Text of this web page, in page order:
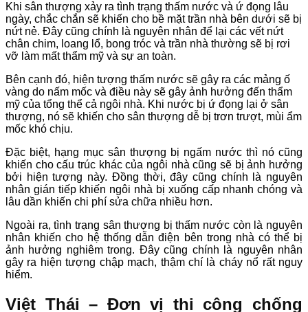
Khi sân thượng xảy ra tình trạng thấm nước và ứ đọng lâu
ngày, chắc chắn sẽ khiến cho bề mặt trần nhà bên dưới sẽ bị
nứt nẻ. Đây cũng chính là nguyên nhân để lại các vết nứt
chân chim, loang lổ, bong tróc và trần nhà thường sẽ bị rơi
vỡ làm mất thẩm mỹ và sự an toàn.
Bên cạnh đó, hiện tượng thấm nước sẽ gây ra các mảng ố
vàng do nấm mốc và điều này sẽ gây ảnh hưởng đến thẩm
mỹ của tổng thể cả ngôi nhà. Khi nước bị ứ đọng lại ở sân
thượng, nó sẽ khiến cho sân thượng dễ bị trơn trượt, mùi ẩm
mốc khó chịu.
Đặc biệt, hạng mục sân thượng bị ngấm nước thì nó cũng
khiến cho cấu trúc khác của ngôi nhà cũng sẽ bị ảnh hưởng
bởi hiện tượng này. Đồng thời, đây cũng chính là nguyên
nhân gián tiếp khiến ngôi nhà bị xuống cấp nhanh chóng và
lâu dần khiến chi phí sửa chữa nhiều hơn.
Ngoài ra, tình trạng sân thượng bị thấm nước còn là nguyên
nhân khiến cho hệ thống dẫn điện bên trong nhà có thể bị
ảnh hưởng nghiêm trong. Đây cũng chính là nguyên nhân
gây ra hiện tượng chập mạch, thậm chí là cháy nổ rất nguy
hiểm.
Việt Thái – Đơn vị thi công chống